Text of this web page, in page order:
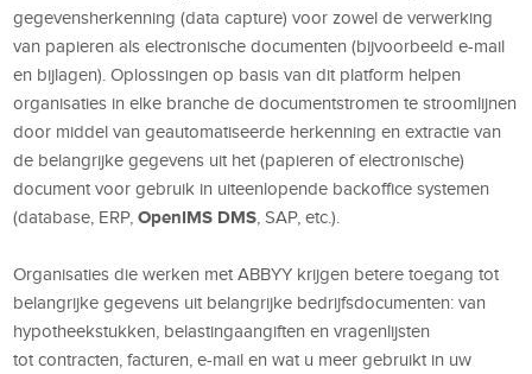
gegevensherkenning (data capture) voor zowel de verwerking
van papieren als electronische documenten (bijvoorbeeld e-mail
en bijlagen) .Oplossingen op basis van dit platform helpen
organisaties inelke branche de documentstromente stroomlijnen
door middelvan geautomatiseerde herkenning enextractie van
de belangrijke gegevens uit het (papieren of electronische)
document voor gebruik in uiteenlopende backoffice systemen
(database ERP,OpenIMS DMS ,SAP,etc.)
Organisaties diewerken met ABBYY krijgen betere toegang tot
belangrijke gegevens uit belangrijke bedrijfsdocumenten: van
hypotheekstukken belastingaangiften en vragenlijsten
tot contracten, facturen , e-mail en wat u meer gebruikt in uw